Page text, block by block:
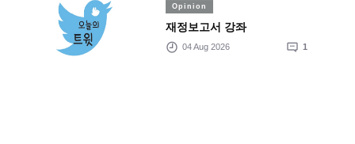
Opinion
재정보고서 강좌
04 Aug 2026 1